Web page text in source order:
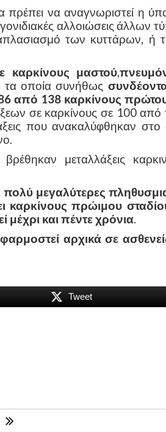
πρέπει να αναγνωριστεί η
αλλοιώσεις άλλων
των κυττάρων, ή
καρκίνους μαστού,
τα οποία συνήθως
από 138 καρκίνους
σε καρκίνους σε 100 από
που ανακαλύφθηκαν στο
μεταλλάξεις
πολύ μεγαλύτερες
καρκίνους πρώιμου
μέχρι και πέντε χρόνια.
αρχικά σε
Tweet